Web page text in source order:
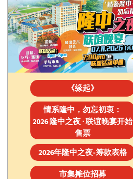
《缘起》
情系隆中，勿忘初衷：
2026 隆中之夜 · 联谊晚宴开始
售票
2026年隆中之夜-筹款表格
市集摊位招募